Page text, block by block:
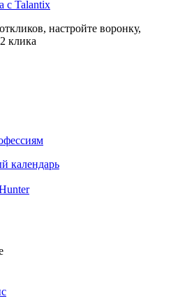
с Talantix
настройте воронку,
клика
календарь